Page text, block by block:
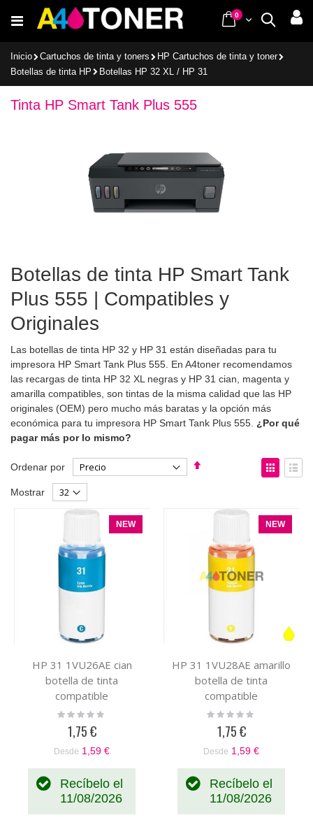
al
Buscar
Cart
0items
Inicio Cartuchos de tinta y toners
HP Cartuchos de tinta y toner
Botellas de tinta HP
Botellas HP 32 XL / HP 31
Tinta HP Smart Tank Plus 555
Botellas de tinta HP Smart Tank
Plus 555 | Compatibles y
Originales
Las botellas de tinta HP 32 y HP 31 están diseñadas para tu
impresora HP Smart Tank Plus 555. En A4toner recomendamos
las recargas de tinta HP 32 XL negras y HP 31 cian, magenta y
amarilla compatibles, son tintas de la misma calidad que las HP
originales (OEM) pero mucho más baratas y la opción más
económica para tu impresora HP Smart Tank Plus 555. ¿Por qué
pagar más por lo mismo?
Ordenar por
Fijar
Ver
como
Mostrar
NEW
HP 31 1VU26AE cian
botella de tinta
compatible
Rating:
1,75 €
Desde 1,59 €
Recíbelo el
11/08/2026
NEW
HP 31 1VU28AE amarillo
botella de tinta
compatible
Rating:
1,75 €
Desde 1,59 €
Recíbelo el
11/08/2026